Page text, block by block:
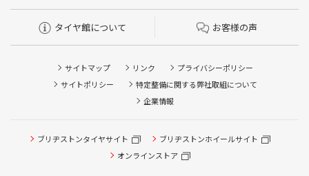
タイヤ館について お客様の声
サイトマップ リンク
プライバシーポリシー
サイトポリシー
特定整備に関する弊社取組について
企業情報
ブリヂストンタイヤサイト
ブリヂストンホイールサイト
オンラインストア
タイヤ点検・安全点検/タイヤ履き替え/オイル交換/その他
ピット作業の予約